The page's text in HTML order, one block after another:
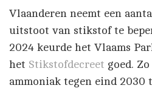
Vlaanderen neemt een
uitstoot van stikstof te
2024 keurde het Vlaams
het Stikstofdecreet goed.
ammoniak tegen eind 2030